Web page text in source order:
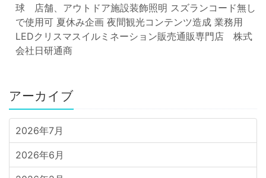
球 店舗、アウトドア施設装飾照明 スズランコード無し
で使用可 夏休み企画 夜間観光コンテンツ造成 業務用
LEDクリスマスイルミネーション販売通販専門店 株式
会社日研通商
アーカイブ
2026年7月
2026年6月